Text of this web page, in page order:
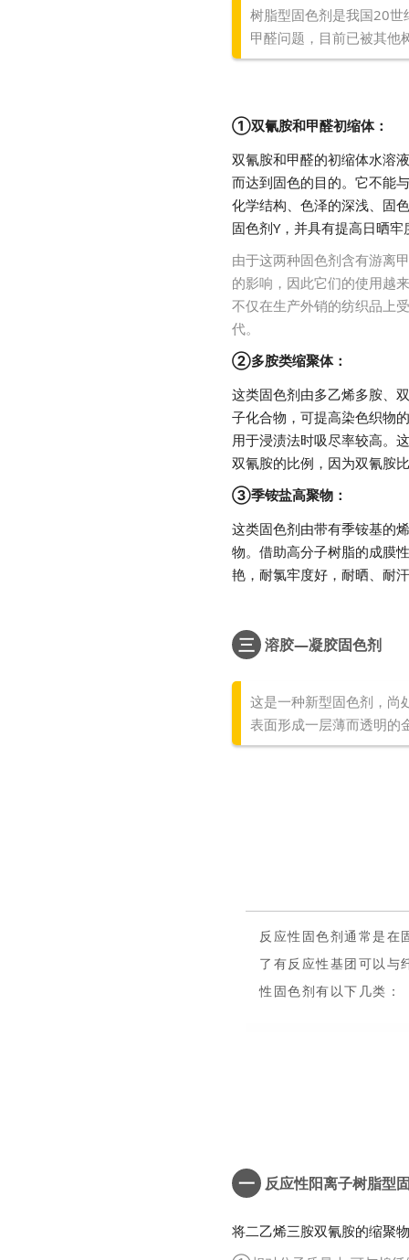
树脂型固色剂是我国20世
甲醛问题，目前已被其他
①双氰胺和甲醛初缩体：
双氰胺和甲醛的初缩体水溶
而达到固色的目的。它不能
化学结构、色泽的深浅、固
固色剂Y，并具有提高日晒
由于这两种固色剂含有游离
的影响，因此它们的使用越
不仅在生产外销的纺织品上
代。
②多胺类缩聚体：
这类固色剂由多乙烯多胺、
子化合物，可提高染色织物
用于浸渍法时吸尽率较高。
双氰胺的比例，因为双氰胺
③季铵盐高聚物：
这类固色剂由带有季铵基的
物。借助高分子树脂的成膜
艳，耐氯牢度好，耐晒、耐
三 溶胶—凝胶固色剂
这是一种新型固色剂，尚
表面形成一层薄而透明的
反应性固色剂通常是在
了有反应性基团可以与
性固色剂有以下几类：
一 反应性阳离子树脂型
将二乙烯三胺双氰胺的缩聚